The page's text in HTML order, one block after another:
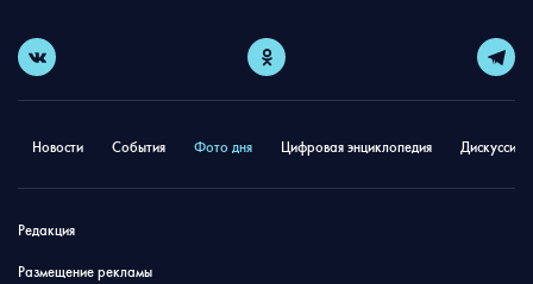
Новости События Фото дня Цифровая энциклопедия
Редакция
Размещение рекламы